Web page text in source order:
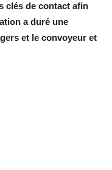
clés de contact afin
a duré une
et le convoyeur et